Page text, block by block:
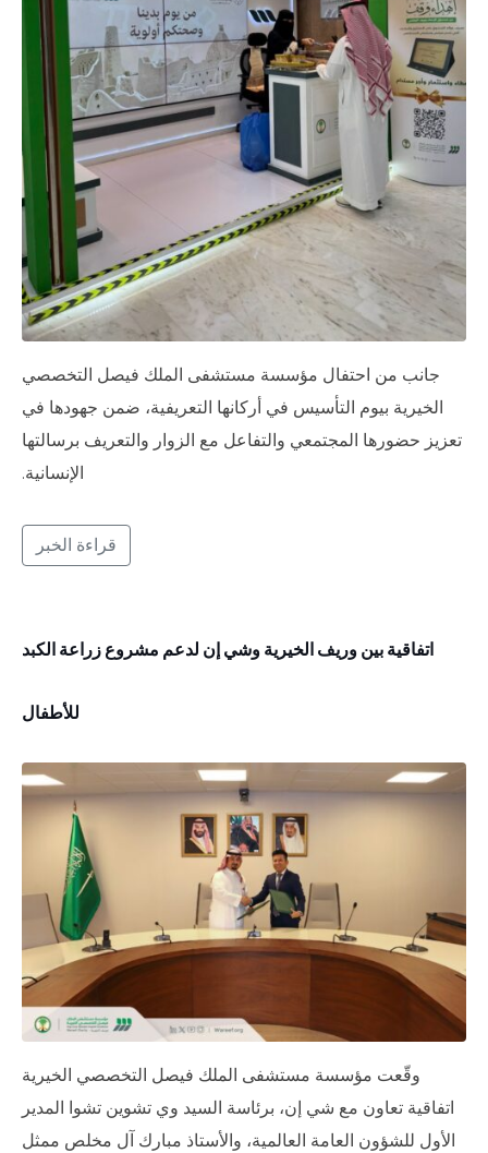
جانب من احتفال مؤسسة مستشفى الملك فيصل التخصصي
الخيرية بيوم التأسيس في أركانها التعريفية، ضمن جهودها في
تعزيز حضورها المجتمعي والتفاعل مع الزوار والتعريف برسالتها
الإنسانية.
قراءة الخبر
اتفاقية بين وريف الخيرية وشي إن لدعم مشروع زراعة الكبد
للأطفال
وقّعت مؤسسة مستشفى الملك فيصل التخصصي الخيرية
اتفاقية تعاون مع شي إن، برئاسة السيد وي تشوين تشوا المدير
الأول للشؤون العامة العالمية، والأستاذ مبارك آل مخلص ممثل